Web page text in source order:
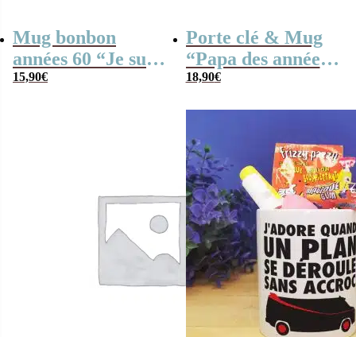
Mug bonbon
années 60 “Je suis
une maman qui
15,90€
Porte clé & Mug
“Papa des années
70” rempli de
18,90€